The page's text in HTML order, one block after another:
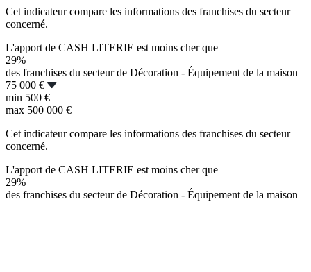
Cet indicateur compare les informations des franchises du secteur
concerné.
L'apport de CASH LITERIE est moins cher que
29%
des franchises du secteur de Décoration - Équipement de la maison
75 000 €
min 500 €
max 500 000 €
Cet indicateur compare les informations des franchises du secteur
concerné.
L'apport de CASH LITERIE est moins cher que
29%
des franchises du secteur de Décoration - Équipement de la maison